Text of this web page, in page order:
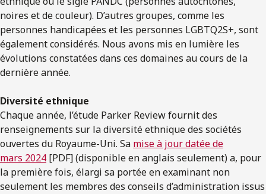
noires et de couleur). D’autres groupes, comme les
personnes handicapées et les personnes LGBTQ2S+, sont
également considérés. Nous avons mis en lumière les
évolutions constatées dans ces domaines au cours de la
dernière année.
Diversité ethnique
Chaque année, l’étude Parker Review fournit des
renseignements sur la diversité ethnique des sociétés
ouvertes du Royaume-Uni. Sa mise à jour datée de
mars 2024 [PDF] (disponible en anglais seulement) a, pour
la première fois, élargi sa portée en examinant non
seulement les membres des conseils d’administration issus